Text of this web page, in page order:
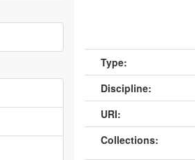
Type:
Discipline:
URI:
Collections: